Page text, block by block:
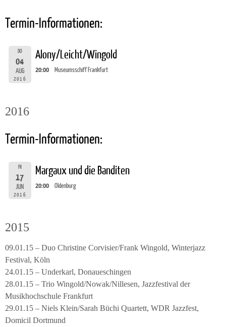
Termin-Informationen:
DO
04
AUG
2016
Alony/Leicht/Wingold
20:00 Museumsschiff Frankfurt
2016
Termin-Informationen:
FR
17
JUN
2016
Margaux und die Banditen
20:00 Oldenburg
2015
09.01.15 – Duo Christine Corvisier/Frank Wingold, Winterjazz
Festival, Köln
24.01.15 – Underkarl, Donaueschingen
28.01.15 – Trio Wingold/Nowak/Nillesen, Jazzfestival der
Musikhochschule Frankfurt
29.01.15 – Niels Klein/Sarah Büchi Quartett, WDR Jazzfest,
Domicil Dortmund